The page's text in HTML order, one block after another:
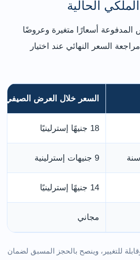
الحالية
أسعارًا متغيرة وعروضًا
السعر النهائي عند اختيار
السعر خلال العرض الصيفي
18 جنيهًا إسترلينيًا
9 جنيهات إسترلينية
14 جنيهًا إسترلينيًا
مجاني
للتغيير، وينصح بالحجز المسبق لضمان